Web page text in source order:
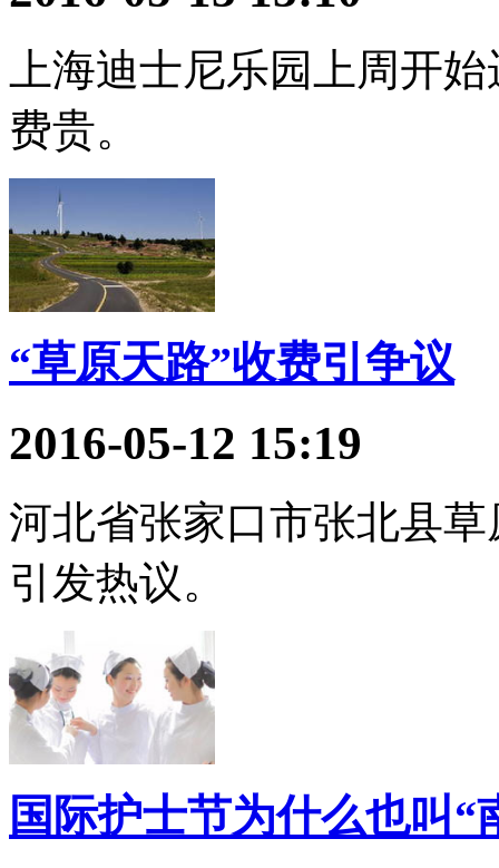
上海迪士尼乐园上周开
费贵。
“草原天路”收费引争议
2016-05-12 15:19
河北省张家口市张北县
引发热议。
国际护士节为什么也叫“